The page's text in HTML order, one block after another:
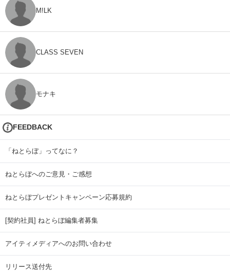
M!LK
CLASS SEVEN
モナキ
FEEDBACK
「ねとらぼ」ってなに？
ねとらぼへのご意見・ご感想
ねとらぼプレゼントキャンペーン応募規約
[契約社員] ねとらぼ編集者募集
アイティメディアへのお問い合わせ
リリース送付先